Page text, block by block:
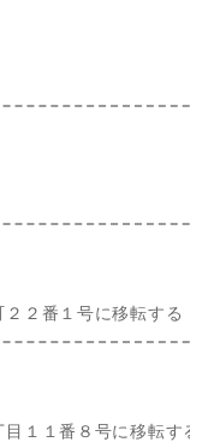
２番１号に移転する
１１番８号に移転する